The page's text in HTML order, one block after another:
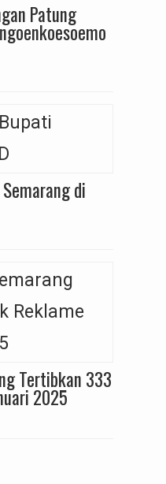
Patung
di
Tertibkan 333
2025